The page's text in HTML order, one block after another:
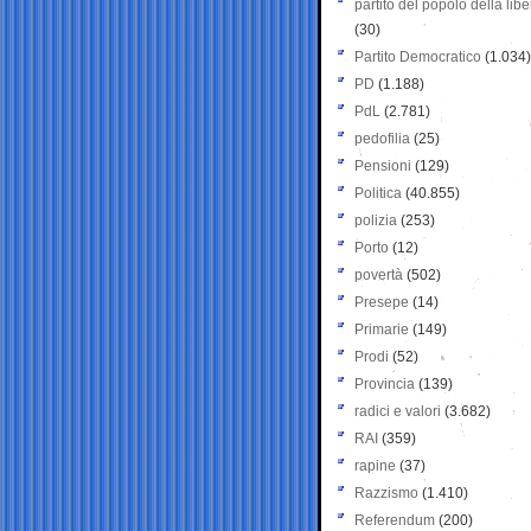
partito del popolo della
(30)
Partito Democratico (1.034)
PD (1.188)
PdL (2.781)
pedofilia (25)
Pensioni (129)
Politica (40.855)
polizia (253)
Porto (12)
povertà (502)
Presepe (14)
Primarie (149)
Prodi (52)
Provincia (139)
radici e valori (3.682)
RAI (359)
rapine (37)
Razzismo (1.410)
Referendum (200)